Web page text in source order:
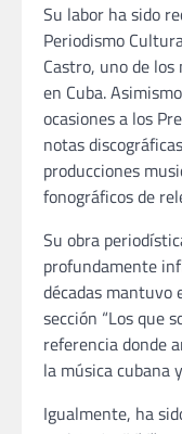
Su labor ha sido
Periodismo
Castro, uno de
en Cuba.
ocasiones a los
notas
producciones
fonográficos de
Su obra
profundamente
décadas mantuvo
sección “Los que
referencia donde
la música cubana
Igualmente, ha